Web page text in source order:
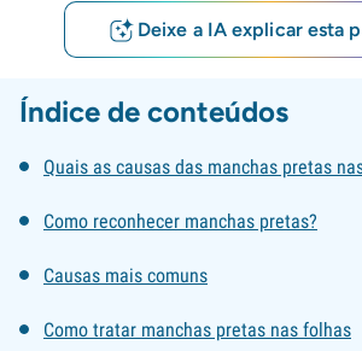
Deixe a IA explicar esta
Índice de conteúdos
Quais as causas das manchas pretas
Como reconhecer manchas pretas?
Causas mais comuns
Como tratar manchas pretas nas folhas